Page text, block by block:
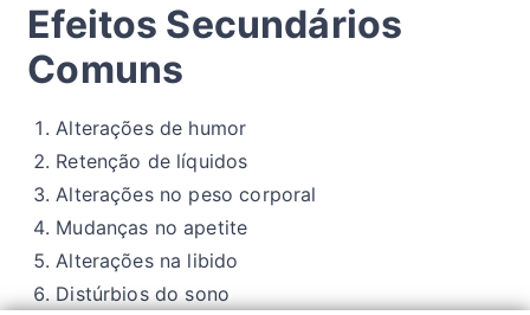
Efeitos Secundários
Comuns
Alterações de humor
Retenção de líquidos
Alterações no peso corporal
Mudanças no apetite
Alterações na libido
Distúrbios do sono